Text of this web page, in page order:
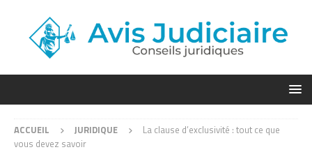
ACCUEIL JURIDIQUE
La clause d’exclusivité : tout ce que
vous devez savoir